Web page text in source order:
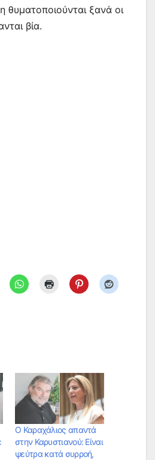
θυματοποιούνται ξανά οι
βία.
Ο Καραχάλιος απαντά
στην Καρυστιανού: Είναι
ψεύτρα κατά συρροή,